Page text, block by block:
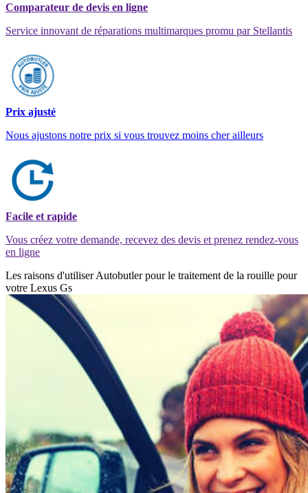
Comparateur de devis en ligne
Service innovant de réparations multimarques promu par Stellantis
Prix ajusté
Nous ajustons notre prix si vous trouvez moins cher ailleurs
Facile et rapide
Vous créez votre demande, recevez des devis et prenez rendez-vous
en ligne
Les raisons d'utiliser Autobutler pour le traitement de la rouille pour
votre Lexus Gs